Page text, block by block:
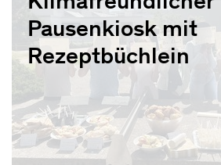
Pausenkiosk mit
Rezeptbüchlein